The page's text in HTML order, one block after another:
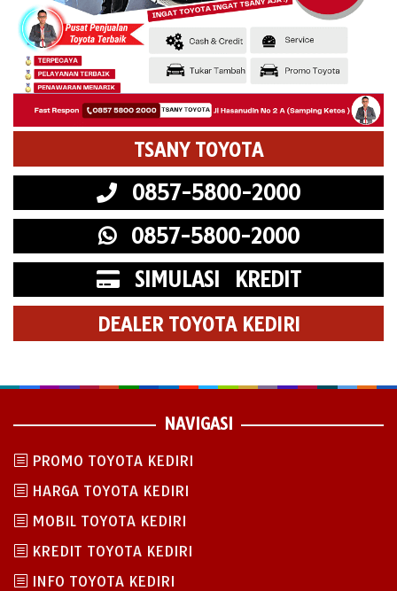
TSANY TOYOTA
0857-5800-2000
0857-5800-2000
SIMULASI KREDIT
DEALER TOYOTA KEDIRI
NAVIGASI
PROMO TOYOTA KEDIRI
HARGA TOYOTA KEDIRI
MOBIL TOYOTA KEDIRI
KREDIT TOYOTA KEDIRI
INFO TOYOTA KEDIRI